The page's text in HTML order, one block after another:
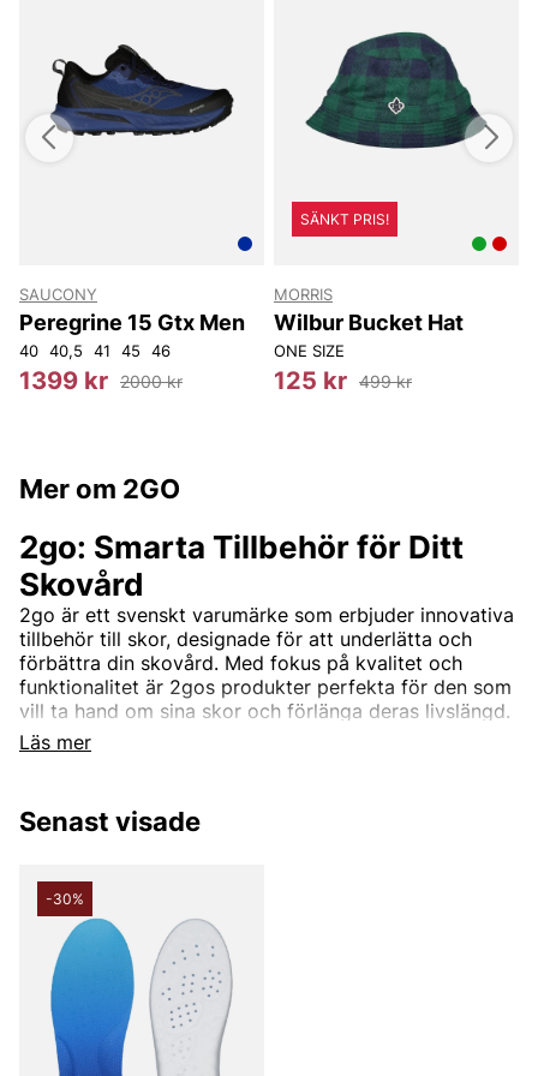
SAUCONY
Peregrine 15 Gtx Men
40 40,5 41 45 46
1399 kr 2000 kr
SÄNKT PRIS!
MORRIS
Wilbur Bucket Hat
ONE SIZE
125 kr 499 kr
Mer om 2GO
Läs mer
2go: Smarta Tillbehör för Ditt
Skovård
2go är ett svenskt varumärke som erbjuder innovativa
tillbehör till skor, designade för att underlätta och
förbättra din skovård. Med fokus på kvalitet och
funktionalitet är 2gos produkter perfekta för den som
vill ta hand om sina skor och förlänga deras livslängd.
Hållbarhet och Kvalitet
skovårdsmarknaden. Genom att använda miljövänliga
material och effektiva produktionsmetoder
dina skor, utan också för planeten. Varje produkt är
noggrant utformad för att möta höga
kvalitetsstandarder och ge långvarig prestanda.
Mångsidiga Skotillbehör
2gos sortiment av skotillbehör omfattar allt från
skoinlägg och snören till impregneringssprayer och
rengöringsprodukter. Dessa produkter är designade
Senast visade
-30%